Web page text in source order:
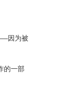
因为被
的一部